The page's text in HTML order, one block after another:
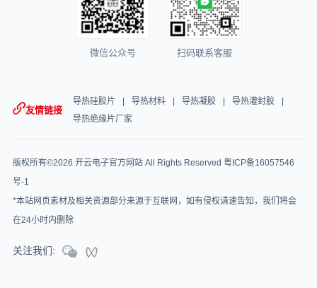
友情链接
导热硅胶片 导热材料 导热凝胶
导热灌封胶
导热绝缘片厂家
版权所有©2026 开云电子官方网站 All Rights Reserved 粤ICP备16057546
号-1
*本站网页素材及相关资源部分来源于互联网，如有侵权请速告知，我们将会
在24小时内删除
关注我们:
微信公众号 扫码联系客服